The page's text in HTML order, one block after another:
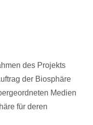
des Projekts
der Biosphäre
Medien
für deren